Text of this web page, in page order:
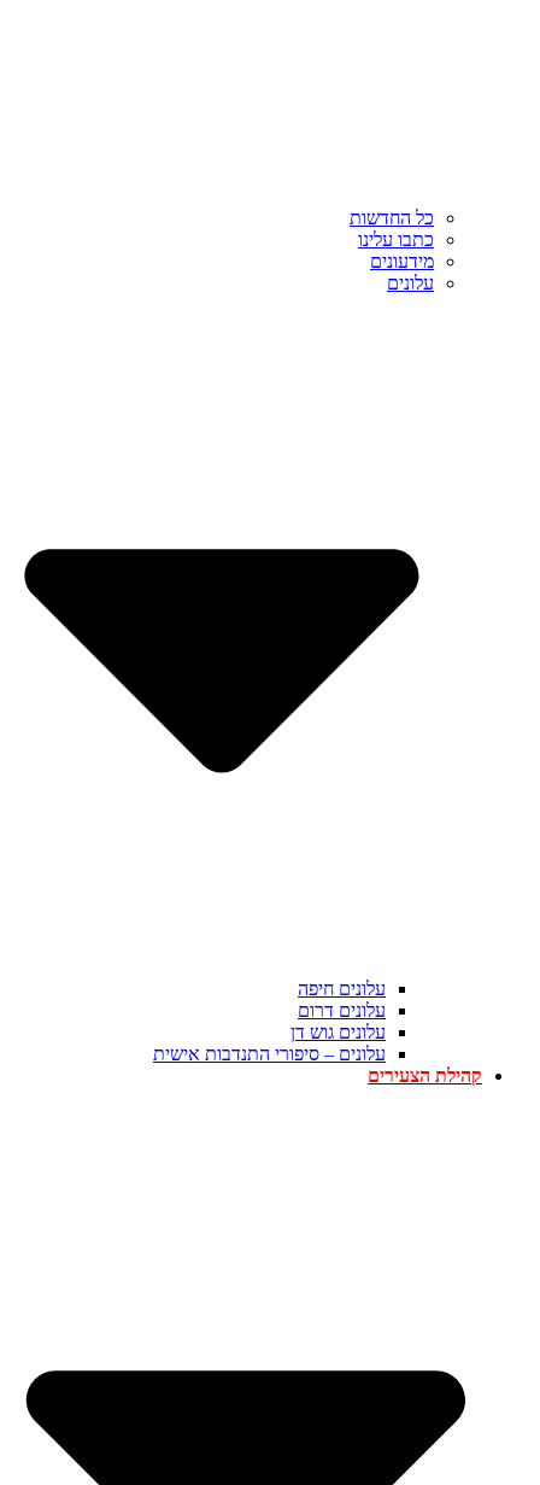
כל החדשות
כתבו עלינו
מידעונים
עלונים
עלונים חיפה
עלונים דרום
עלונים גוש דן
עלונים – סיפורי התנדבות אישית
קהילת הצעירים